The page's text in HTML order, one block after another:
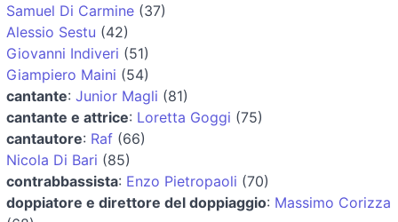
Samuel Di Carmine (37)
Alessio Sestu (42)
Giovanni Indiveri (51)
Giampiero Maini (54)
cantante: Junior Magli (81)
cantante e attrice: Loretta Goggi (75)
cantautore: Raf (66)
Nicola Di Bari (85)
contrabbassista: Enzo Pietropaoli (70)
doppiatore e direttore del doppiaggio: Massimo Corizza